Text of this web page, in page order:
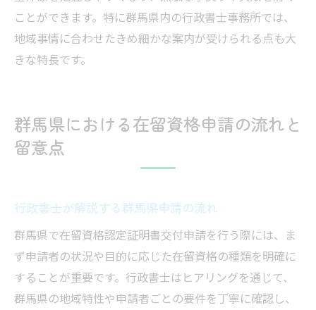
ことができます。特に群馬県内の行政書士事務所では、
地域事情に合わせたきめ細かな案内が受けられる点も大
きな特長です。
群馬県における在留資格申請の流れと
留意点
行政書士が解説する群馬県申請の流れ
群馬県で在留資格認定証明書交付申請を行う際には、ま
ず申請者の状況や目的に応じた在留資格の種類を明確に
することが重要です。行政書士はヒアリングを通じて、
群馬県の地域特性や申請者ごとの要件を丁寧に確認し、